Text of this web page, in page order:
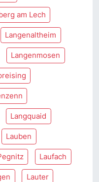
am Lech
Langenaltheim
Langenmosen
Langquaid
Lauben
Laufach
Lauter